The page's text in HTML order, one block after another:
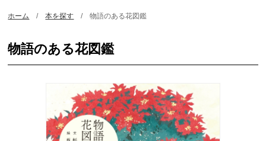
ホーム 本を探す 物語のある花図鑑
物語のある花図鑑